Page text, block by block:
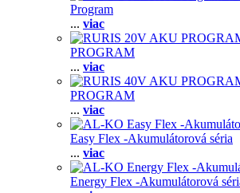
Program
... viac
PROGRAM
... viac
PROGRAM
... viac
Easy Flex -Akumulátorová séria
... viac
Energy Flex -Akumulátorová